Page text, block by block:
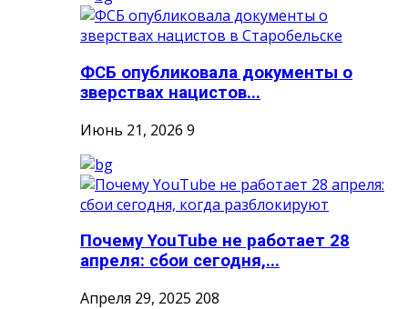
ФСБ опубликовала документы о
зверствах нацистов...
Июнь 21, 2026 9
Почему YouTube не работает 28
апреля: сбои сегодня,...
Апреля 29, 2025 208